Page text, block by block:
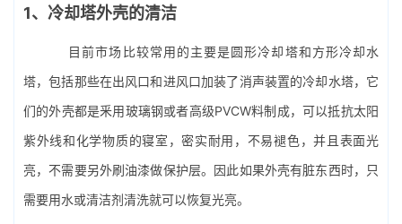
1、冷却塔外壳的清洁
目前市场比较常用的主要是圆形冷却塔和方形冷却水
塔，包括那些在出风口和进风口加装了消声装置的冷却水塔，它
们的外壳都是釆用玻璃钢或者高级PVCW料制成，可以抵抗太阳
紫外线和化学物质的寝室，密实耐用，不易褪色，并且表面光
亮，不需要另外刷油漆做保护层。因此如果外壳有脏东西时，只
需要用水或清洁剂清洗就可以恢复光亮。